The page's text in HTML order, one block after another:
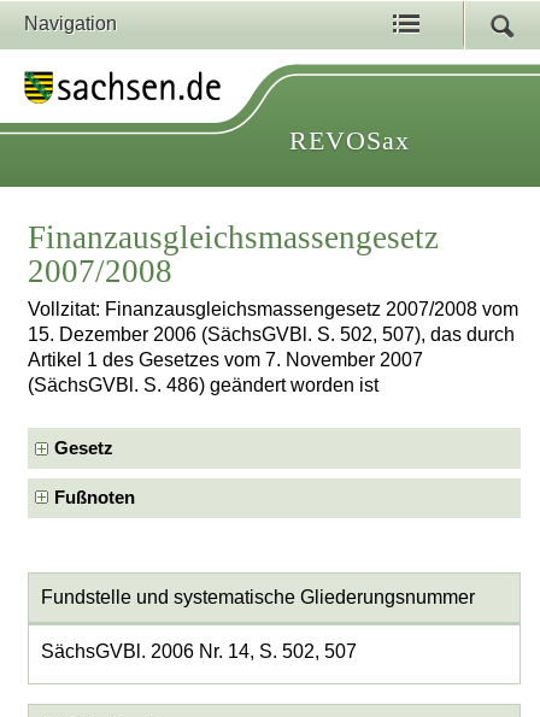
Navigation
REVOSax
Finanzausgleichsmassengesetz
2007/2008
Vollzitat: Finanzausgleichsmassengesetz 2007/2008 vom
15. Dezember 2006 (SächsGVBl. S. 502, 507), das durch
Artikel 1 des Gesetzes vom 7. November 2007
(SächsGVBl. S. 486) geändert worden ist
Gesetz
Fußnoten
Fundstelle und systematische Gliederungsnummer
SächsGVBl. 2006 Nr. 14, S. 502, 507